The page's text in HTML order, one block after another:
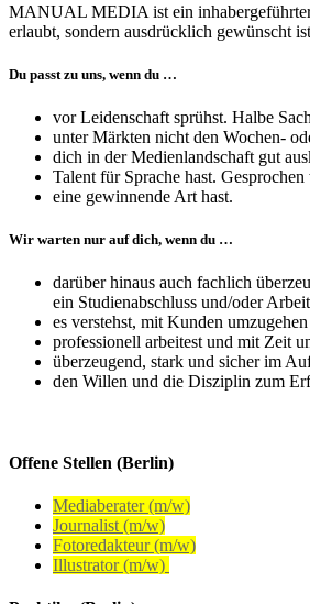
MANUAL MEDIA ist ein inhabergeführter
erlaubt, sondern ausdrücklich gewünscht
Du passt zu uns, wenn du …
vor Leidenschaft sprühst. Halbe
unter Märkten nicht den Wochen-
dich in der Medienlandschaft gut
Talent für Sprache hast.
eine gewinnende Art hast.
Wir warten nur auf dich, wenn du …
darüber hinaus auch fachlich
ein Studienabschluss und/oder
es verstehst, mit Kunden
professionell arbeitest und mit Zeit
überzeugend, stark und sicher im
den Willen und die Disziplin zum
Offene Stellen (Berlin)
Mediaberater (m/w)
Journalist (m/w)
Fotoredakteur (m/w)
Illustrator (m/w)